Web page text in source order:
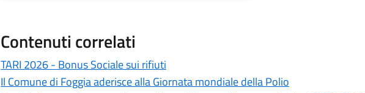
Contenuti correlati
TARI 2026 - Bonus Sociale sui rifiuti
Il Comune di Foggia aderisce alla Giornata mondiale della Polio